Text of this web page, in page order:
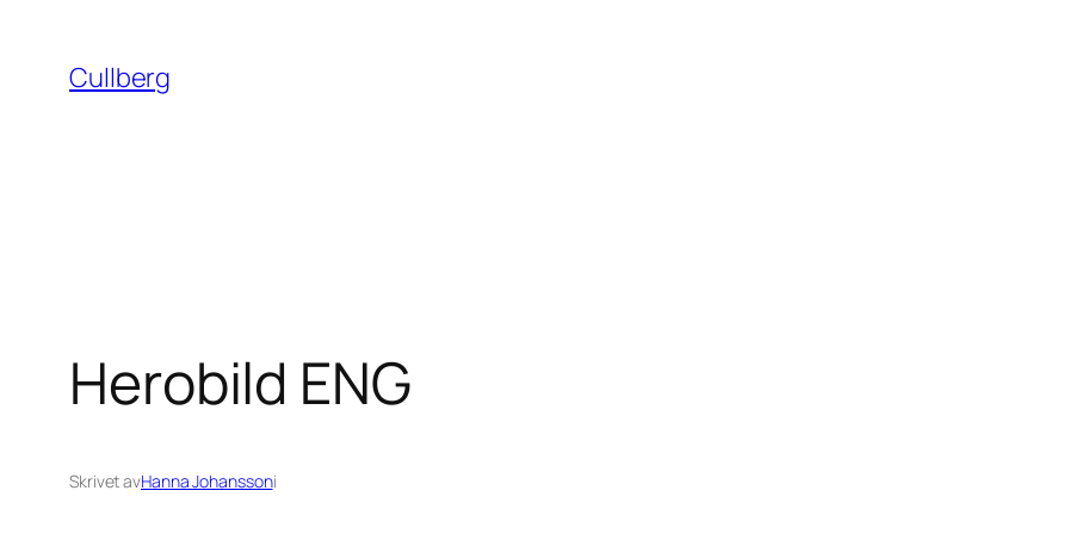
innehåll
Cullberg
Herobild ENG
Skrivet avHanna Johanssoni